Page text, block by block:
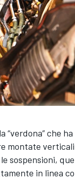
che
montate
sospensioni,
in linea